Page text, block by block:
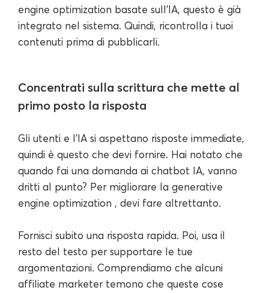
engine optimization basate sull'IA, questo è già
integrato nel sistema. Quindi, ricontrolla i tuoi
contenuti prima di pubblicarli.
Concentrati sulla scrittura che mette al
primo posto la risposta
Gli utenti e l'IA si aspettano risposte immediate,
quindi è questo che devi fornire. Hai notato che
quando fai una domanda ai chatbot IA, vanno
dritti al punto? Per migliorare la generative
engine optimization , devi fare altrettanto.
Fornisci subito una risposta rapida. Poi, usa il
resto del testo per supportare le tue
argomentazioni. Comprendiamo che alcuni
affiliate marketer temono che queste cose